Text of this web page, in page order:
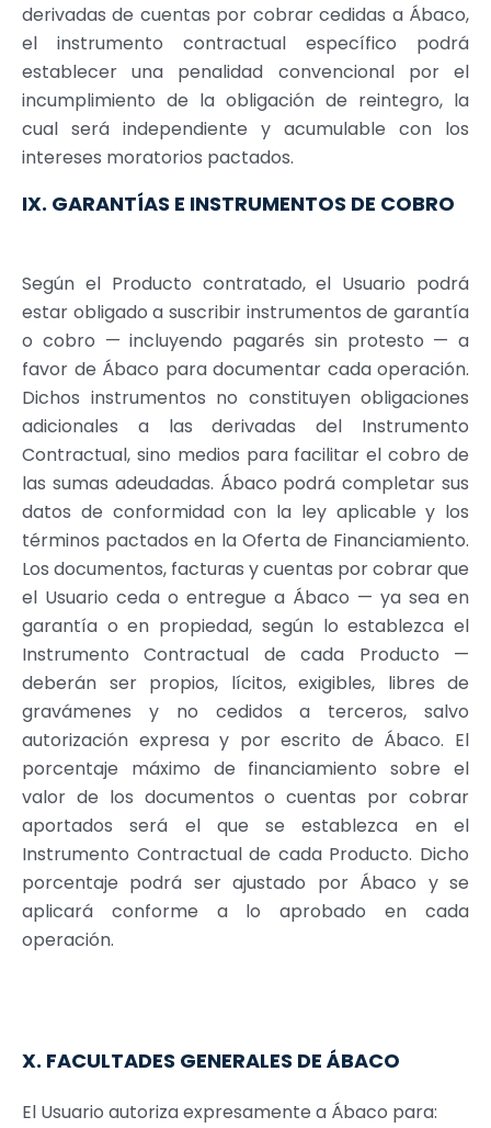
derivadas de cuentas por cobrar cedidas a Ábaco,
el instrumento contractual específico podrá
establecer una penalidad convencional por el
incumplimiento de la obligación de reintegro, la
cual será independiente y acumulable con los
intereses moratorios pactados.
IX. GARANTÍAS E INSTRUMENTOS DE COBRO
Según el Producto contratado, el Usuario podrá
estar obligado a suscribir instrumentos de garantía
o cobro — incluyendo pagarés sin protesto — a
favor de Ábaco para documentar cada operación.
Dichos instrumentos no constituyen obligaciones
adicionales a las derivadas del Instrumento
Contractual, sino medios para facilitar el cobro de
las sumas adeudadas. Ábaco podrá completar sus
datos de conformidad con la ley aplicable y los
términos pactados en la Oferta de Financiamiento.
Los documentos, facturas y cuentas por cobrar que
el Usuario ceda o entregue a Ábaco — ya sea en
garantía o en propiedad, según lo establezca el
Instrumento Contractual de cada Producto —
deberán ser propios, lícitos, exigibles, libres de
gravámenes y no cedidos a terceros, salvo
autorización expresa y por escrito de Ábaco. El
porcentaje máximo de financiamiento sobre el
valor de los documentos o cuentas por cobrar
aportados será el que se establezca en el
Instrumento Contractual de cada Producto. Dicho
porcentaje podrá ser ajustado por Ábaco y se
aplicará conforme a lo aprobado en cada
operación.
X. FACULTADES GENERALES DE ÁBACO
El Usuario autoriza expresamente a Ábaco para: